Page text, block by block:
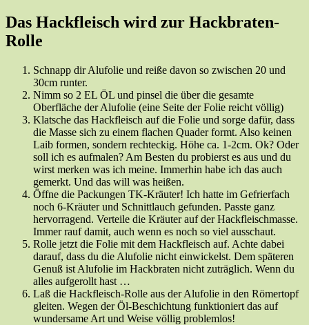
Das Hackfleisch wird zur Hackbraten-
Rolle
Schnapp dir Alufolie und reiße davon so zwischen 20 und
30cm runter.
Nimm so 2 EL ÖL und pinsel die über die gesamte
Oberfläche der Alufolie (eine Seite der Folie reicht völlig)
Klatsche das Hackfleisch auf die Folie und sorge dafür, dass
die Masse sich zu einem flachen Quader formt. Also keinen
Laib formen, sondern rechteckig. Höhe ca. 1-2cm. Ok? Oder
soll ich es aufmalen? Am Besten du probierst es aus und du
wirst merken was ich meine. Immerhin habe ich das auch
gemerkt. Und das will was heißen.
Öffne die Packungen TK-Kräuter! Ich hatte im Gefrierfach
noch 6-Kräuter und Schnittlauch gefunden. Passte ganz
hervorragend. Verteile die Kräuter auf der Hackfleischmasse.
Immer rauf damit, auch wenn es noch so viel ausschaut.
Rolle jetzt die Folie mit dem Hackfleisch auf. Achte dabei
darauf, dass du die Alufolie nicht einwickelst. Dem späteren
Genuß ist Alufolie im Hackbraten nicht zuträglich. Wenn du
alles aufgerollt hast …
Laß die Hackfleisch-Rolle aus der Alufolie in den Römertopf
gleiten. Wegen der Öl-Beschichtung funktioniert das auf
wundersame Art und Weise völlig problemlos!